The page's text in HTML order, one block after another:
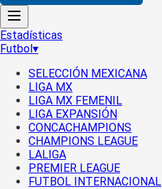
Estadísticas
Futbol▾
SELECCIÓN MEXICANA
LIGA MX
LIGA MX FEMENIL
LIGA EXPANSIÓN
CONCACHAMPIONS
CHAMPIONS LEAGUE
LALIGA
PREMIER LEAGUE
FUTBOL INTERNACIONAL